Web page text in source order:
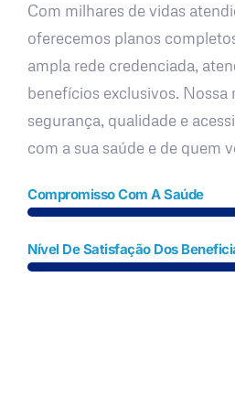
Com milhares de vidas
oferecemos planos
ampla rede credenciada,
benefícios exclusivos. Nossa
segurança, qualidade e
com a sua saúde e de quem
Compromisso Com A Saúde
Nível De Satisfação Dos